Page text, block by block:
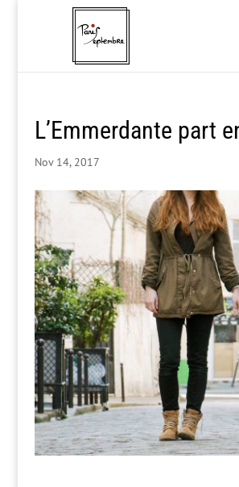
L’Emmerdante part
Nov 14, 2017